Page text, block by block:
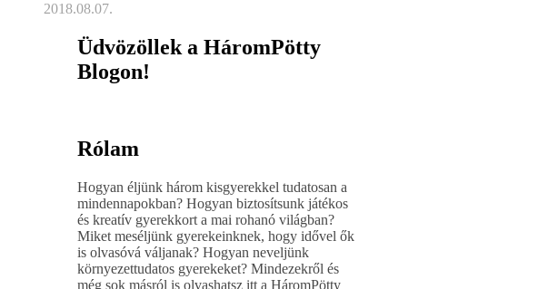
2018.08.07.
Üdvözöllek a HáromPötty
Blogon!
Rólam
Hogyan éljünk három kisgyerekkel tudatosan a
mindennapokban? Hogyan biztosítsunk játékos
és kreatív gyerekkort a mai rohanó világban?
Miket meséljünk gyerekeinknek, hogy idővel ők
is olvasóvá váljanak? Hogyan neveljünk
környezettudatos gyerekeket? Mindezekről és
még sok másról is olvashatsz itt a HáromPötty